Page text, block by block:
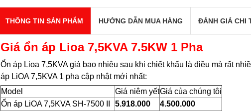
THÔNG TIN SẢN PHẨM HƯỚNG DẪN MUA HÀNG ĐÁNH GIÁ CHI
Giá ổn áp Lioa 7,5KVA 7.5KW 1 Pha
Ổn áp Lioa 7,5KVA giá bao nhiêu sau khi chiết khấu là điều mà rất
áp LiOA 7,5KVA 1 pha cập nhật mới nhất:
Model
Giá niêm yếtGiá của chúng tôi
Ổn áp LiOA 7,5KVA SH-7500 II
5.918.000
4.500.000